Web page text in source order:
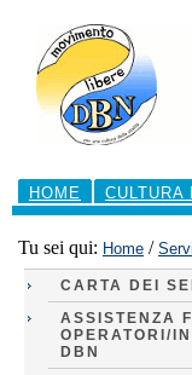
contenuti.
navigazione
Sezioni
HOME
CULTURA
Tu sei qui: Home /
CARTA DEI
ASSISTENZA
OPERATORI/
DBN